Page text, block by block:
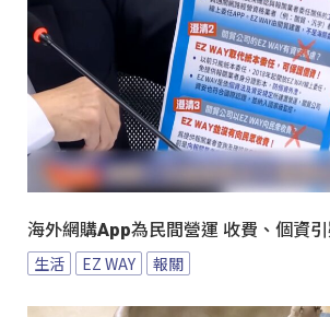
海外網購App為民間營運 收費、個資
生活 EZ WAY 報關